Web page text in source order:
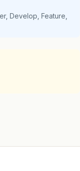
Develop, Feature,